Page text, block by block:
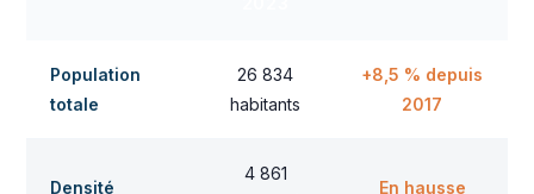
Population
totale
26 834
habitants
+8,5 % depuis
2017
Densité
4 861
En hausse